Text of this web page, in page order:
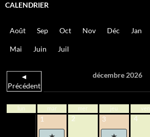
CALENDRIER
Août Sep Oct Nov Déc Jan
Mai Juin Juil
◄
Précédent
décembre 2026
lun mar mer jeu ven
1 2 3 4